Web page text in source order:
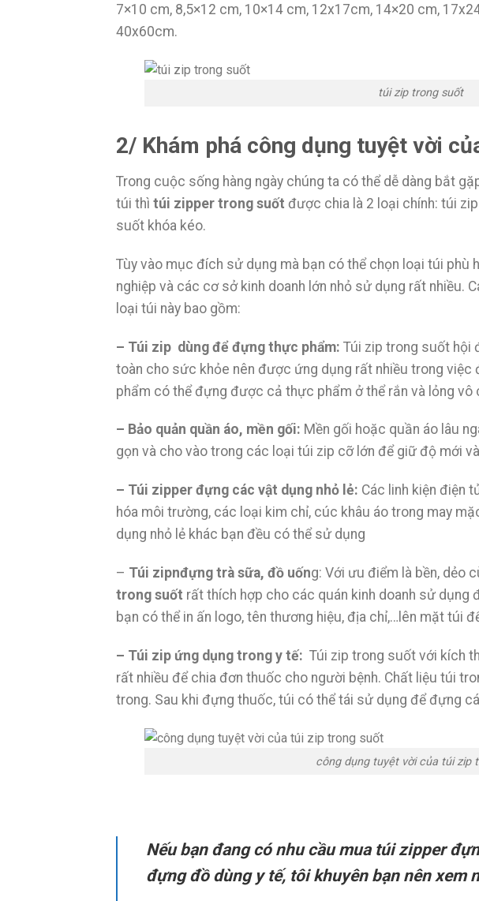
7×10 cm, 8,5×12 cm, 10×14 cm, 12x17cm, 14×20 cm,
40x60cm.
túi zip trong suốt
2/ Khám phá công dụng tuyệt vời
Trong cuộc sống hàng ngày chúng ta có thể dễ dàng bắt
túi thì túi zipper trong suốt được chia là 2 loại chính: túi
suốt khóa kéo.
Tùy vào mục đích sử dụng mà bạn có thể chọn loại túi phù
nghiệp và các cơ sở kinh doanh lớn nhỏ sử dụng rất nhiều.
loại túi này bao gồm:
– Túi zip dùng để đựng thực phẩm: Túi zip trong suốt hội
toàn cho sức khỏe nên được ứng dụng rất nhiều trong việc
phẩm có thể đựng được cả thực phẩm ở thể rắn và lỏng vô
– Bảo quản quần áo, mền gối: Mền gối hoặc quần áo lâu
gọn và cho vào trong các loại túi zip cỡ lớn để giữ độ mới
– Túi zipper đựng các vật dụng nhỏ lẻ: Các linh kiện điện
hóa môi trường, các loại kim chỉ, cúc khâu áo trong may
dụng nhỏ lẻ khác bạn đều có thể sử dụng
– Túi zipnđựng trà sữa, đồ uống: Với ưu điểm là bền, dẻo
trong suốt rất thích hợp cho các quán kinh doanh sử dụng
bạn có thể in ấn logo, tên thương hiệu, địa chỉ,…lên mặt túi
– Túi zip ứng dụng trong y tế: Túi zip trong suốt với kích
rất nhiều để chia đơn thuốc cho người bệnh. Chất liệu túi
trong. Sau khi đựng thuốc, túi có thể tái sử dụng để đựng
công dụng tuyệt vời của túi zip
Nếu bạn đang có nhu cầu mua túi zipper
đựng đồ dùng y tế, tôi khuyên bạn nên xem